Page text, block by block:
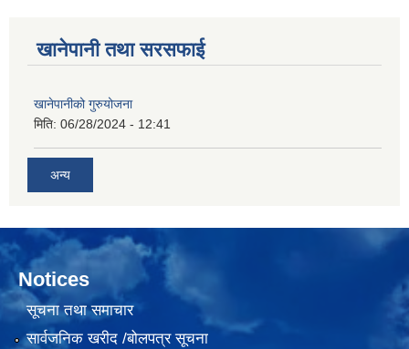
खानेपानी तथा सरसफाई
खानेपानीको गुरुयोजना
मिति: 06/28/2024 - 12:41
अन्य
Notices
सूचना तथा समाचार
सार्वजनिक खरीद /बोलपत्र सूचना